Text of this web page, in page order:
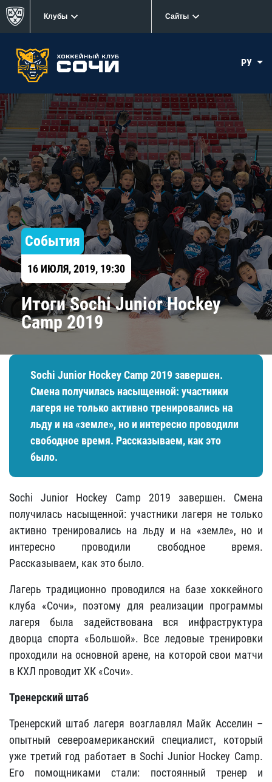
Клубы Сайты
РУ
События
16 ИЮЛЯ, 2019, 19:30
Итоги Sochi Junior Hockey
Camp 2019
Sochi Junior Hockey Camp 2019 завершен.
Смена получилась насыщенной: участники
лагеря не только активно тренировались на
льду и на «земле», но и интересно проводили
свободное время. Рассказываем, как это
было.
Sochi Junior Hockey Camp 2019 завершен. Смена
получилась насыщенной: участники лагеря не только
активно тренировались на льду и на «земле», но и
интересно проводили свободное время.
Рассказываем, как это было.
Лагерь традиционно проводился на базе хоккейного
клуба «Сочи», поэтому для реализации программы
лагеря была задействована вся инфраструктура
дворца спорта «Большой». Все ледовые тренировки
проходили на основной арене, на которой свои матчи
в КХЛ проводит ХК «Сочи».
Тренерский штаб
Тренерский штаб лагеря возглавлял Майк Асселин –
опытный североамериканский специалист, который
уже третий год работает в Sochi Junior Hockey Camp.
Его помощниками стали: постоянный тренер и